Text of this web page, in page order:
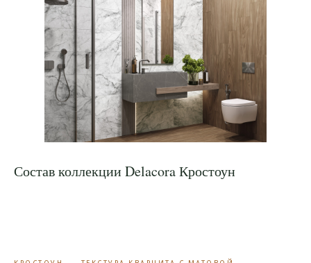
Состав коллекции Delacora Кростоун